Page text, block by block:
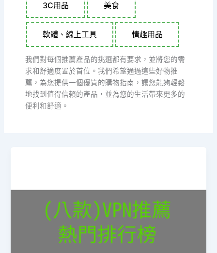
3C用品 美食
軟體、線上工具 情趣用品
我們對每個推薦產品的挑選都有要求，並將您的需
求和舒適度置於首位。我們希望通過這些好物推
薦，為您提供一個優質的購物指南，讓您能夠輕鬆
地找到值得信賴的產品，並為您的生活帶來更多的
便利和舒適。